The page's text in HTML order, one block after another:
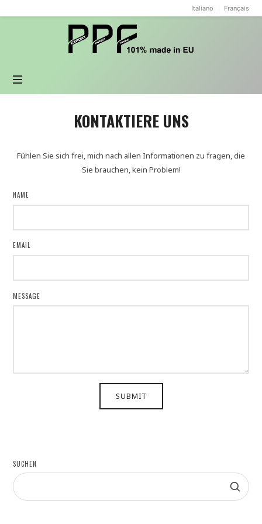
Italiano Français
PPF
design
KONTAKTIERE UNS
Fühlen Sie sich frei, mich nach allen Informationen zu fragen, die
Sie brauchen, kein Problem!
NAME
EMAIL
MESSAGE
SUBMIT
SUCHEN